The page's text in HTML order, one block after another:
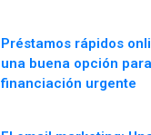
Préstamos rápidos
una buena opción
financiación urgente